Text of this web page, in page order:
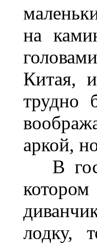
на
Китая,
трудно
аркой,
В
лодку,